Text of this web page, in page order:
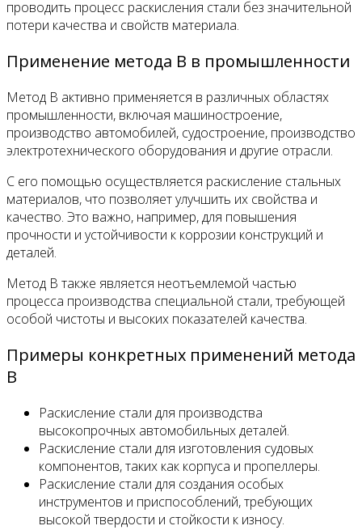
проводить процесс раскисления стали без значительной
потери качества и свойств материала.
Применение метода B в промышленности
Метод B активно применяется в различных областях
промышленности, включая машиностроение,
производство автомобилей, судостроение, производство
электротехнического оборудования и другие отрасли.
С его помощью осуществляется раскисление стальных
материалов, что позволяет улучшить их свойства и
качество. Это важно, например, для повышения
прочности и устойчивости к коррозии конструкций и
деталей.
Метод B также является неотъемлемой частью
процесса производства специальной стали, требующей
особой чистоты и высоких показателей качества.
Примеры конкретных применений метода
B
Раскисление стали для производства
высокопрочных автомобильных деталей.
Раскисление стали для изготовления судовых
компонентов, таких как корпуса и пропеллеры.
Раскисление стали для создания особых
инструментов и приспособлений, требующих
высокой твердости и стойкости к износу.